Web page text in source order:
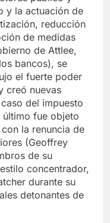
y la actuación de
reducción
de medidas
de Attlee,
bancos), se
el fuerte poder
creó nuevas
del impuesto
último fue objeto
la renuncia de
(Geoffrey
de su
concentrador,
durante su
detonantes de